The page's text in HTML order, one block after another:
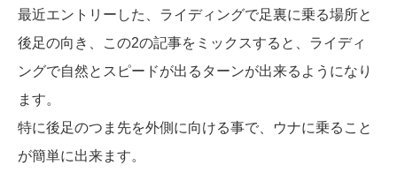
最近エントリーした、ライディングで足裏に乗る場所と
後足の向き、この2の記事をミックスすると、ライディ
ングで自然とスピードが出るターンが出来るようになり
ます。
特に後足のつま先を外側に向ける事で、ウナに乗ること
が簡単に出来ます。